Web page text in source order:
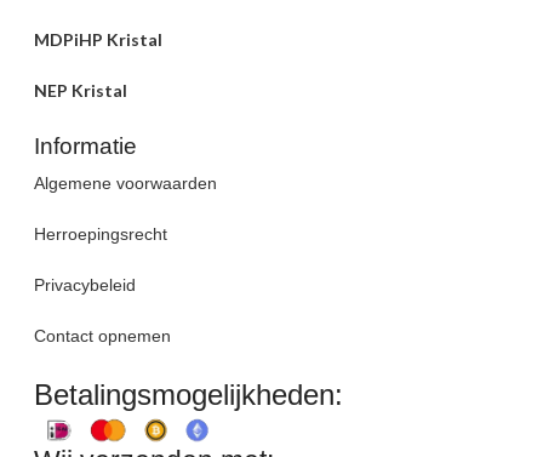
MDPiHP Kristal
NEP Kristal
Informatie
Algemene voorwaarden
Herroepingsrecht
Privacybeleid
Contact opnemen
Betalingsmogelijkheden: